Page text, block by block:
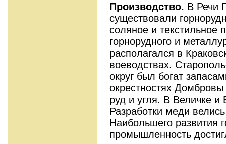
Производство. В Речи
существовали
соляное и текстильное
горнорудного и
располагался в
воеводствах.
округ был богат
окрестностях
руд и угля. В Величке
Разработки меди
Наибольшего развития
промышленность